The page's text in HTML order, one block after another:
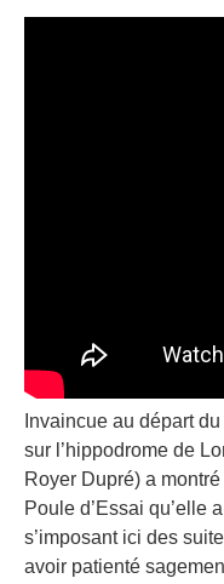
Invaincue au départ
sur l’hippodrome de
Royer Dupré) a
Poule d’Essai qu’elle
s’imposant ici des
avoir patienté